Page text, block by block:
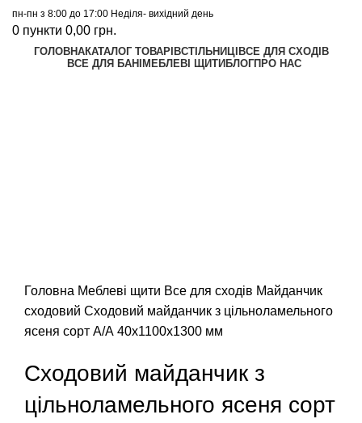
пн-пн з 8:00 до 17:00 Неділя- вихідний день
0 пункти 0,00 грн.
ГОЛОВНАКАТАЛОГ ТОВАРІВСТІЛЬНИЦІ ВСЕ ДЛЯ СХОДІВ
ВСЕ ДЛЯ БАНІ МЕБЛЕВІ ЩИТИ БЛОГПРО НАС
Головна Меблеві щити Все для сходів Майданчик
сходовий Сходовий майданчик з цільноламельного
ясеня сорт А/А 40х1100х1300 мм
Сходовий майданчик з
цільноламельного ясеня сорт